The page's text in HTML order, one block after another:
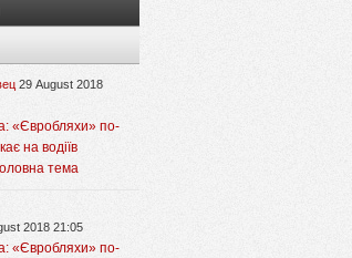
29 August 2018
«Євробляхи» по-
на водіїв
тема
2018 21:05
«Євробляхи» по-